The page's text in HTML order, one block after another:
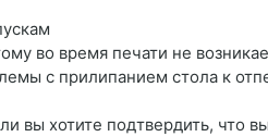
во время печати не
с прилипанием стола к
вы хотите подтвердить, что